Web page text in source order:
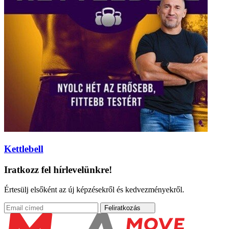
Kettlebell
Iratkozz fel hírlevelünkre!
Értesülj elsőként az új képzésekről és kedvezményekről.
Feliratkozás